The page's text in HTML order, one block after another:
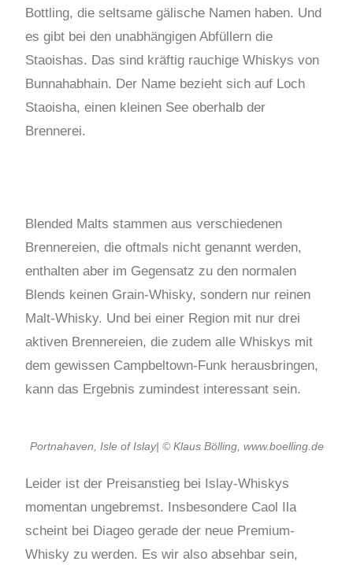
Bottling, die seltsame gälische Namen haben. Und
es gibt bei den unabhängigen Abfüllern die
Staoishas. Das sind kräftig rauchige Whiskys von
Bunnahabhain. Der Name bezieht sich auf Loch
Staoisha, einen kleinen See oberhalb der
Brennerei.
Blended Malts stammen aus verschiedenen
Brennereien, die oftmals nicht genannt werden,
enthalten aber im Gegensatz zu den normalen
Blends keinen Grain-Whisky, sondern nur reinen
Malt-Whisky. Und bei einer Region mit nur drei
aktiven Brennereien, die zudem alle Whiskys mit
dem gewissen Campbeltown-Funk herausbringen,
kann das Ergebnis zumindest interessant sein.
Portnahaven, Isle of Islay| © Klaus Bölling, www.boelling.de
Leider ist der Preisanstieg bei Islay-Whiskys
momentan ungebremst. Insbesondere Caol Ila
scheint bei Diageo gerade der neue Premium-
Whisky zu werden. Es wir also absehbar sein,